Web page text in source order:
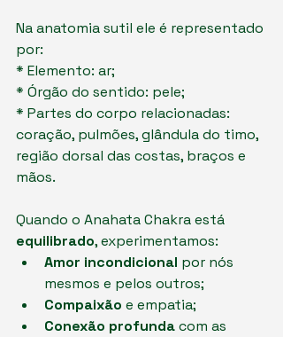
Na anatomia sutil ele é representado
por:
* Elemento: ar;
* Órgão do sentido: pele;
* Partes do corpo relacionadas:
coração, pulmões, glândula do timo,
região dorsal das costas, braços e
mãos.
Quando o Anahata Chakra está
equilibrado, experimentamos:
Amor incondicional por nós
mesmos e pelos outros;
Compaixão e empatia;
Conexão profunda com as